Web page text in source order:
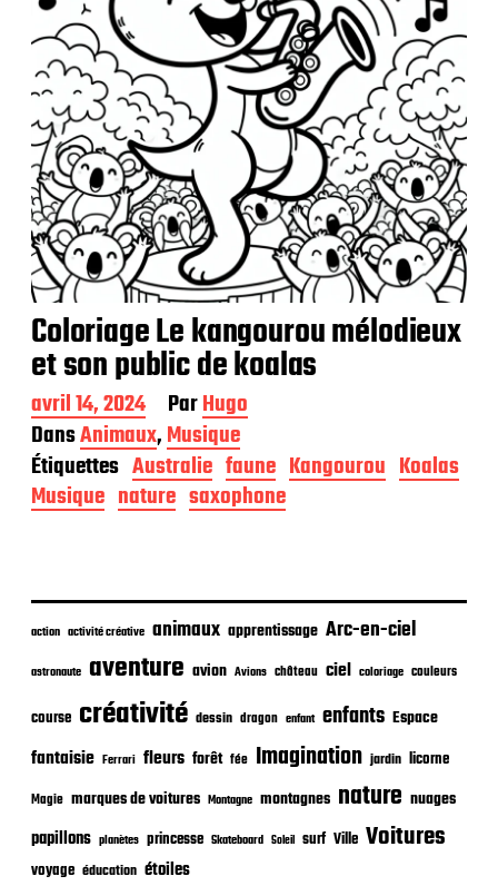
o
n
Coloriage Le kangourou mélodieux
et son public de koalas
D
a
t
e
d
e
l
i
a
i
n
avril 14, 2024 ParHugo
DansAnimaux,Musique
Étiquettes Australie faune Kangourou Koalas
Musique nature saxophone
action activité créative animaux apprentissage Arc-en-ciel
astronaute aventure avion Avions château ciel coloriage couleurs
course créativité dessin dragon enfant enfants Espace
fantaisie Ferrari fleurs forêt fée Imagination jardin licorne
Magie marques de voitures Montagne montagnes nature nuages
papillons planètes princesse Skateboard Soleil surf Ville Voitures
voyage éducation étoiles